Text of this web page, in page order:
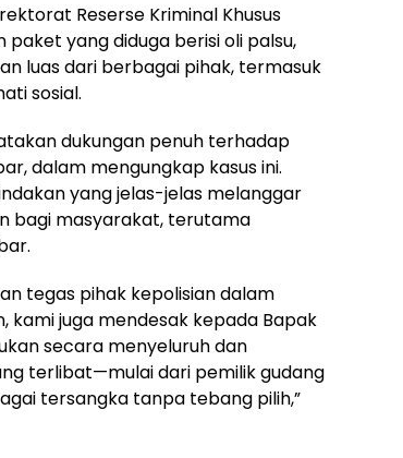
Reserse Kriminal Khusus
yang diduga berisi oli palsu,
luas dari berbagai pihak, termasuk
sosial.
dukungan penuh terhadap
dalam mengungkap kasus ini.
yang jelas-jelas melanggar
bagi masyarakat, terutama
tegas pihak kepolisian dalam
kami juga mendesak kepada Bapak
secara menyeluruh dan
terlibat—mulai dari pemilik gudang
tersangka tanpa tebang pilih,”